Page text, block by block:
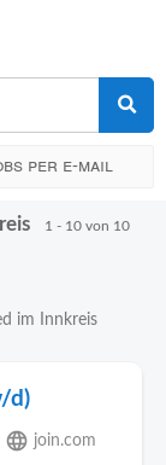
per e-mail
1 - 10 von 10
im Innkreis
d)
language join.com